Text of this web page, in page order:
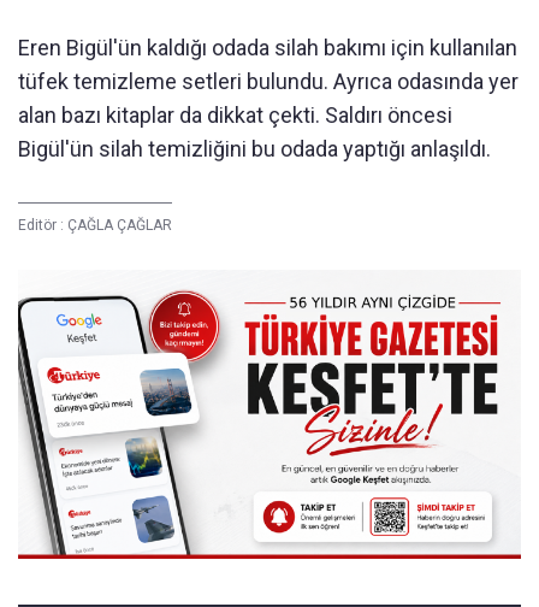
Eren Bigül'ün kaldığı odada silah bakımı için kullanılan
tüfek temizleme setleri bulundu. Ayrıca odasında yer
alan bazı kitaplar da dikkat çekti. Saldırı öncesi
Bigül'ün silah temizliğini bu odada yaptığı anlaşıldı.
Editör : ÇAĞLA ÇAĞLAR